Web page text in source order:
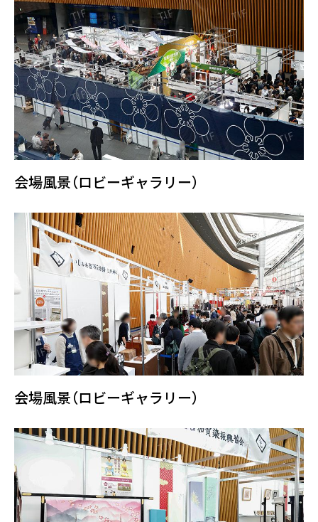
会場風景（ロビーギャラリー）
会場風景（ロビーギャラリー）